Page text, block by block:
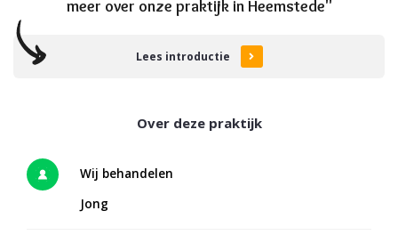
meer over onze praktijk in Heemstede"
Lees introductie
Wij behandelen
Jong